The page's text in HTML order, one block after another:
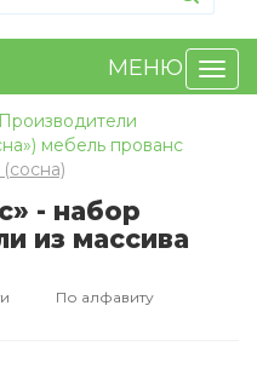
МЕНЮ
Производители
мебель прованс
- набор
из массива
По алфавиту